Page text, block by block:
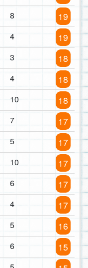
8 19
4 19
3 18
4 18
10 18
7 17
5 17
10 17
6 17
4 17
5 16
6 15